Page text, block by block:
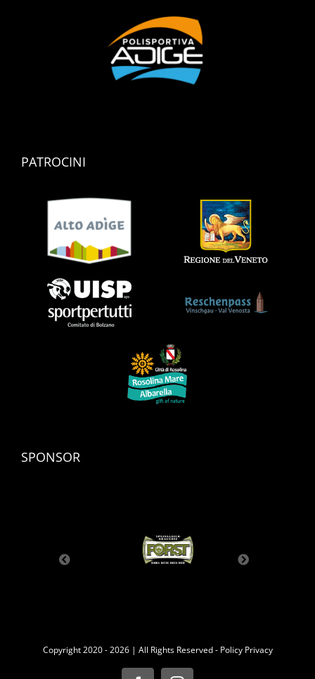
PATROCINI
SPONSOR
Copyright 2020 -2026 | All Rights Reserved - Policy Privacy